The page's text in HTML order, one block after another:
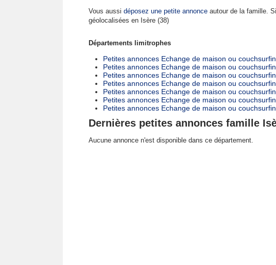
Vous aussi déposez une petite annonce autour de la famille.
géolocalisées en Isère (38)
Départements limitrophes
Petites annonces Echange de maison ou
Petites annonces Echange de maison ou
Petites annonces Echange de maison ou
Petites annonces Echange de maison ou
Petites annonces Echange de maison ou
Petites annonces Echange de maison ou
Petites annonces Echange de maison ou
Dernières petites annonces famille
Aucune annonce n'est disponible dans ce département.